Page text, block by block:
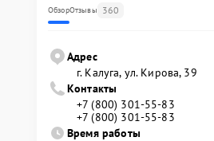
ОбзорОтзывы 360
Адрес
г. Калуга, ул. Кирова, 39
Контакты
+7 (800) 301-55-83
+7 (800) 301-55-83
Время работы